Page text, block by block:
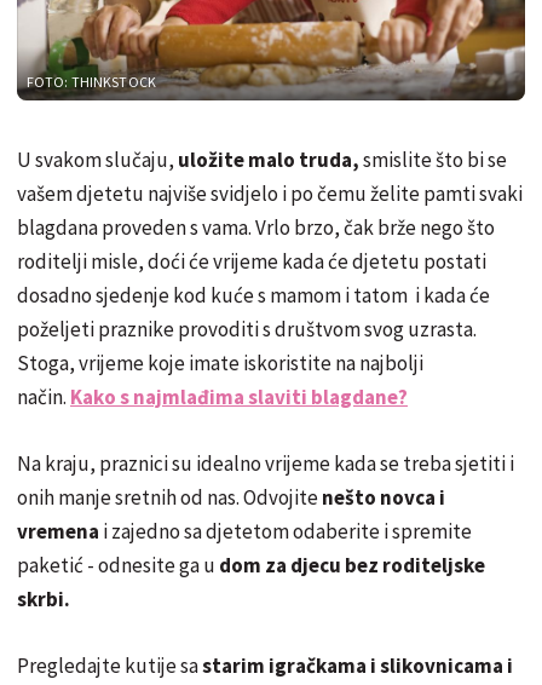
FOTO: THINKSTOCK
U svakom slučaju, uložite malo truda,smislite što bi se
vašem djetetu najviše svidjelo i po čemu želite pamti svaki
blagdana proveden s vama. Vrlo brzo, čak brže nego što
roditelji misle, doći će vrijeme kada će djetetu postati
dosadno sjedenje kod kuće s mamom i tatom i kada će
poželjeti praznike provoditi s društvom svog uzrasta.
Stoga, vrijeme koje imate iskoristite na najbolji
način. Kako s najmlađima slaviti blagdane?
Na kraju, praznici su idealno vrijeme kada se treba sjetiti i
onih manje sretnih od nas. Odvojitenešto novca i
vremena i zajedno sa djetetom odaberite i spremite
paketić - odnesite ga u dom za djecu bez roditeljske
skrbi.
Pregledajte kutije sastarim igračkama i slikovnicama i